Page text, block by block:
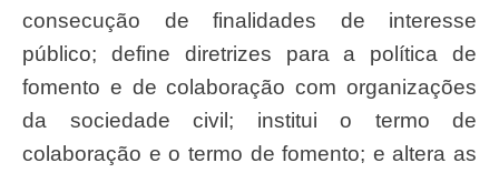
consecução de finalidades de interesse
público; define diretrizes para a política de
fomento e de colaboração com organizações
da sociedade civil; institui o termo de
colaboração e o termo de fomento; e altera as